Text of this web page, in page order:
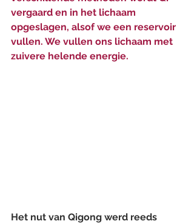
vergaard en in het lichaam
opgeslagen, alsof we een reservoir
vullen. We vullen ons lichaam met
zuivere helende energie.
Het nut van Qigong werd reeds